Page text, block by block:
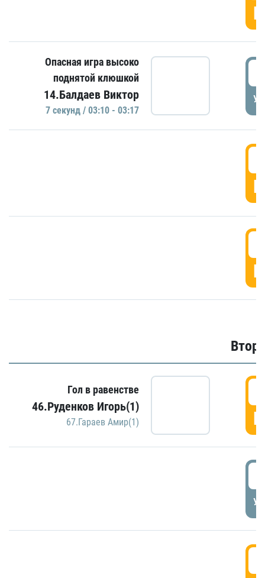
Опасная игра высоко
поднятой клюшкой
14.Балдаев Виктор
7 секунд / 03:10 - 03:17
Гол в равенстве
46.Руденков Игорь(1)
67.Гараев Амир(1)